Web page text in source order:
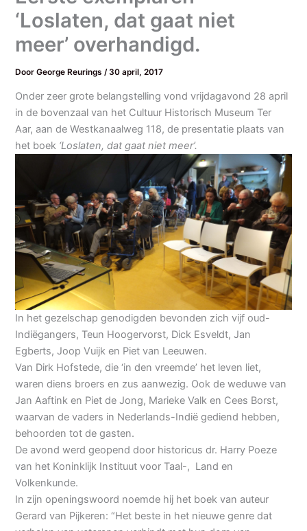
‘Loslaten, dat gaat niet
meer’ overhandigd.
DoorGeorge Reurings /30 april, 2017
Onder zeer grote belangstelling vond vrijdagavond 28 april
in de bovenzaal van het Cultuur Historisch Museum Ter
Aar, aan de Westkanaalweg 118, de presentatie plaats van
het boek ‘Loslaten, dat gaat niet meer’.
In het gezelschap genodigden bevonden zich vijf oud-
Indiëgangers, Teun Hoogervorst, Dick Esveldt, Jan
Egberts, Joop Vuijk en Piet van Leeuwen.
Van Dirk Hofstede, die ‘in den vreemde’ het leven liet,
waren diens broers en zus aanwezig. Ook de weduwe van
Jan Aaftink en Piet de Jong, Marieke Valk en Cees Borst,
waarvan de vaders in Nederlands-Indië gediend hebben,
behoorden tot de gasten.
De avond werd geopend door historicus dr. Harry Poeze
van het Koninklijk Instituut voor Taal-, Land en
Volkenkunde.
In zijn openingswoord noemde hij het boek van auteur
Gerard van Pijkeren: “Het beste in het nieuwe genre dat